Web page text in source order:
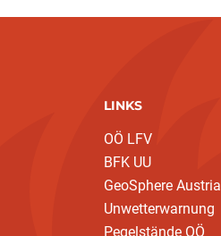
LINKS
OÖ LFV
BFK UU
GeoSphere Austria
Unwetterwarnung
Pegelstände OÖ